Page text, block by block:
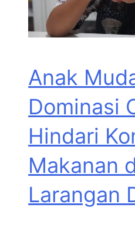
Anak
Dominasi
Hindari
Makanan
Larangan